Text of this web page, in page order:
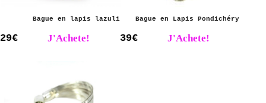
Bague en lapis lazuli
29€ J'Achete!
Bague en Lapis Pondichéry
39€ J'Achete!